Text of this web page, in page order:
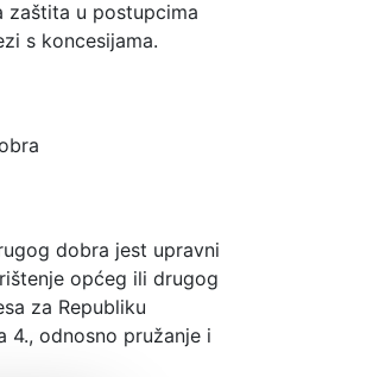
zaštita u postupcima
s koncesijama.
dobra jest upravni
općeg ili drugog
za Republiku
4., odnosno pružanje i